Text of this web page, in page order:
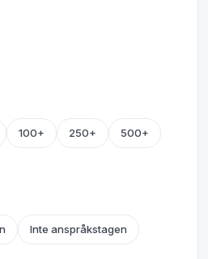
100+ 250+ 500+
Inte anspråkstagen